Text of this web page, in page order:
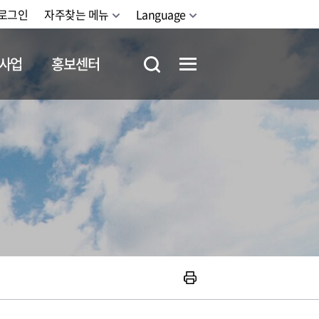
그인 자주찾는 메뉴 Language
업 홍보센터